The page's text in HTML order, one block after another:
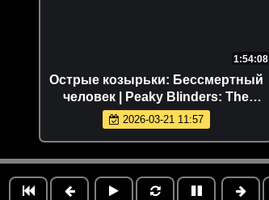
1:54:08
Острые козырьки: Бессмертный
человек | Peaky Blinders: The
Immortal Man (2026)
2026-03-21 11:57